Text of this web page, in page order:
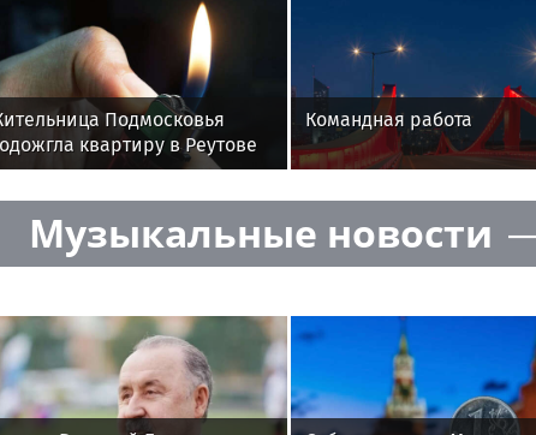
Подмосковья
квартиру в Реутове
указанию мошенников
Командная работа
Музыкальные новости